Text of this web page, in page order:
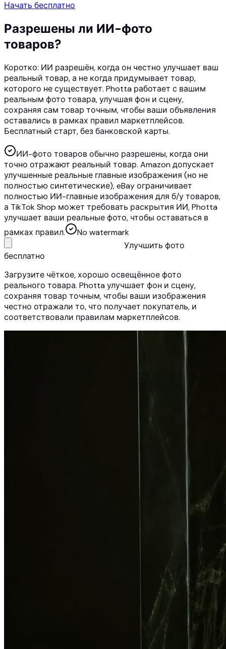
Начать бесплатно
Разрешены ли ИИ-фото
товаров?
Коротко: ИИ разрешён, когда он честно улучшает ваш
реальный товар, а не когда придумывает товар,
которого не существует. Photta работает с вашим
реальным фото товара, улучшая фон и сцену,
сохраняя сам товар точным, чтобы ваши объявления
оставались в рамках правил маркетплейсов.
Бесплатный старт, без банковской карты.
ИИ-фото товаров обычно разрешены, когда они
точно отражают реальный товар. Amazon допускает
улучшенные реальные главные изображения (но не
полностью синтетические), eBay ограничивает
полностью ИИ-главные изображения для б/у товаров,
а TikTok Shop может требовать раскрытия ИИ, Photta
улучшает ваши реальные фото, чтобы оставаться в
рамках правил.
No watermark
Улучшить фото
бесплатно
Загрузите чёткое, хорошо освещённое фото
реального товара. Photta улучшает фон и сцену,
сохраняя товар точным, чтобы ваши изображения
честно отражали то, что получает покупатель, и
соответствовали правилам маркетплейсов.